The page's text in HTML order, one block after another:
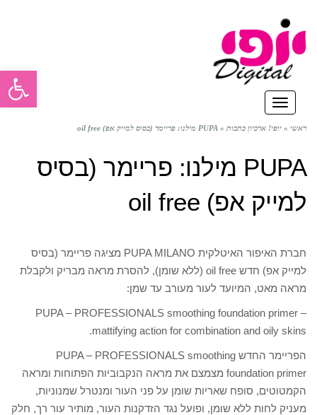
תפריט
ראשי » יופי! ארכיון כתבות » PUPA מילנו: פריימר (בסיס למייק אפ) oil free
PUPA מילנו: פריימר (בסיס
למייק אפ) oil free
חברת האיפור האיטלקית PUPA MILANO מציגה פריימר (בסיס
למייק אפ) חדש oil free (ללא שומן), להסרת מראה מבריק ולקבלת
מראה מאט, המיועד לעור מעורב עד שמן:
PUPA – PROFESSIONALS smoothing foundation primer –
mattifying action for combination and oily skins.
הפריימר החדש PUPA – PROFESSIONALS smoothing
foundation primer מצמצם את מראה הנקבוביות הפתוחות ומראה
הקמטוטים, סופח שאריות שומן על פני העור ומנטרל שמנוניות,
מעניק לחות ללא שומן, ופועל נגד הזדקנות העור, מותיר עור רך, חלק
פתח